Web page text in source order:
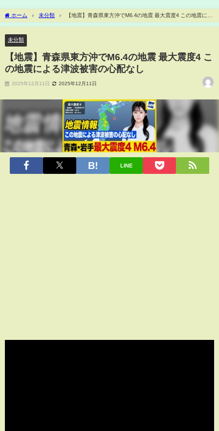
ホーム 未分類
【地震】青森県東方沖でM6.4の地震 最大震度4 この地震によ
る津波被害の心配なし
未分類
【地震】青森県東方沖でM6.4の地震 最大震度4 こ
の地震による津波被害の心配なし
2025年12月11日 2025年12月11日
LINE